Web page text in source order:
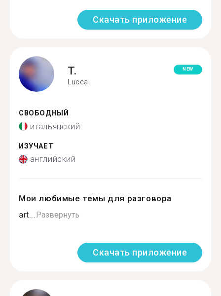
Скачать приложение
T.
Lucca
NEW
СВОБОДНЫЙ
итальянский
ИЗУЧАЕТ
английский
Мои любимые темы для разговора
art...Развернуть
Скачать приложение